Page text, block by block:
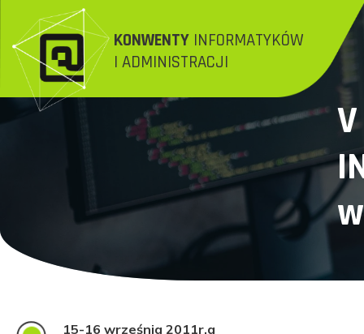
KONWENTY INFORMATYKÓW
I ADMINISTRACJI
15-16 września 2011r.a